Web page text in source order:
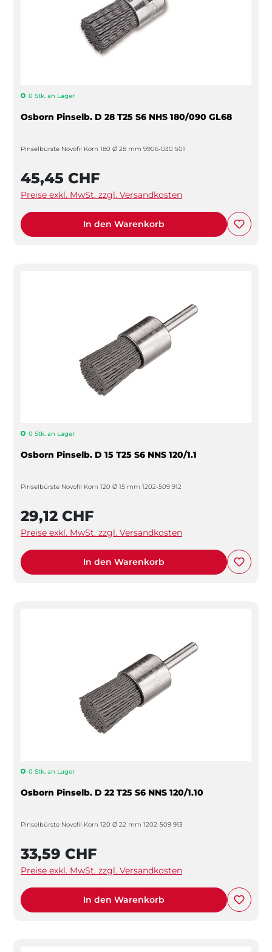
0 Stk. an Lager
Osborn Pinselb. D 28 T25 S6 NHS 180/090 GL68
Pinselbürste Novofil Korn 180 Ø 28 mm 9906-030 501
45,45 CHF
Preise exkl. MwSt. zzgl. Versandkosten
In den Warenkorb
0 Stk. an Lager
Osborn Pinselb. D 15 T25 S6 NNS 120/1.1
Pinselbürste Novofil Korn 120 Ø 15 mm 1202-509 912
29,12 CHF
Preise exkl. MwSt. zzgl. Versandkosten
In den Warenkorb
0 Stk. an Lager
Osborn Pinselb. D 22 T25 S6 NNS 120/1.10
Pinselbürste Novofil Korn 120 Ø 22 mm 1202-509 913
33,59 CHF
Preise exkl. MwSt. zzgl. Versandkosten
In den Warenkorb